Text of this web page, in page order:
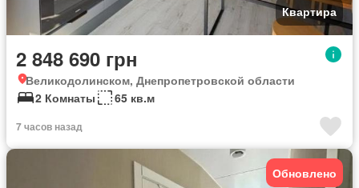
Квартира
2 848 690 грн
Великодолинском, Днепропетровской области
2 Комнаты
65 кв.м
7 часов назад
Обновлено